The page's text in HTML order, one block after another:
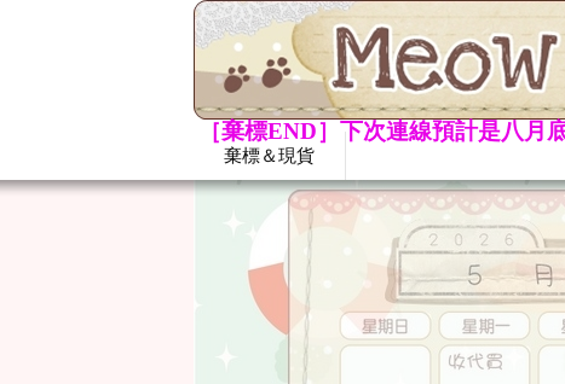
棄標＆現貨
［棄標END］下次連線預計是八